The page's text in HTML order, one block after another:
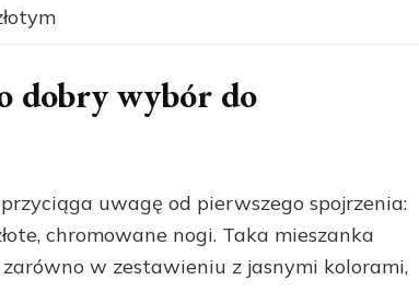
dobry wybór do
uwagę od pierwszego spojrzenia:
chromowane nogi. Taka mieszanka
w zestawieniu z jasnymi kolorami,